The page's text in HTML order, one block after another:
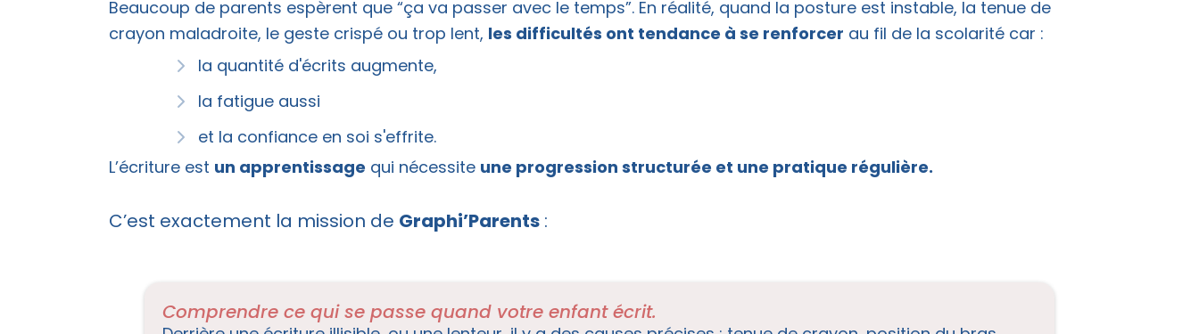
Beaucoup de parents espèrent que “ça va passer avec le temps”. En réalité, quand la posture est instable, la tenue de
crayon maladroite, le geste crispé ou trop lent, les difficultés ont tendance à se renforcer au fil de la scolarité car :
la quantité d'écrits augmente,
la fatigue aussi
et la confiance en soi s'effrite.
L’écriture est un apprentissage qui nécessite une progression structurée et une pratique régulière.
C’est exactement la mission de Graphi’Parents :
Comprendre ce qui se passe quand votre enfant écrit.